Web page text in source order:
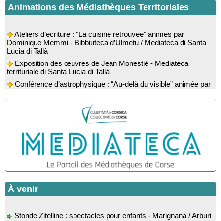
Animations des Médiathèques Territoriales
Dominique Memmi - Bibbiuteca d’Ulmetu / Mediateca di Santa
Lucia di Tallà
Exposition des œuvres de Jean Monestié - Mediateca
territuriale di Santa Lucia di Tallà
Conférence d’astrophysique : “Au-delà du visible” animée par
l’astrophysicien Paul Guerrini - Médiathèque - Pitretu è
Exposition des œuvres de Dominique Malberti Morin :
"Racines, peintures acryliques et aquarelles" - Mediateca
territuriale di Santa Lucia di Tallà
Animation : "Petits lecteurs" - Médiathèque - Pitretu è
Bicchisgià
Veillée de contes à la forêt enchantée "U Mondu ditu
mignuleddu" par la Caravane de Conteurs - Currà
patrimoine religieux, roman, thermal et littéraire - Spaziu Jean-
Marc Fiamma - A Sarra di Farru
hommage au duo mythique de la chanson corse interprété par
À venir
/ Osani